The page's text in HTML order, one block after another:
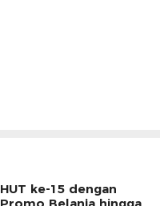
ke-15 dengan